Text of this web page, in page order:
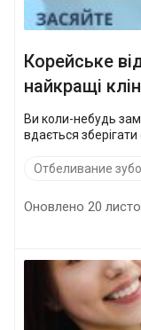
Корейське
найкращі
Ви коли-небудь
вдається зберігати
Отбеливание
Оновлено 20